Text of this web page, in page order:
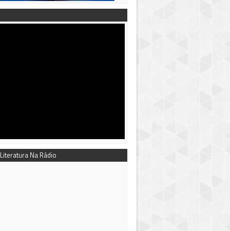
Na Rádio